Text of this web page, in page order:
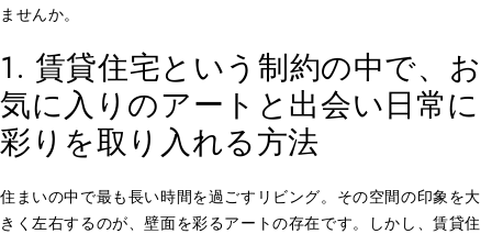
ませんか。
1. 賃貸住宅という制約の中で、お
気に入りのアートと出会い日常に
彩りを取り入れる方法
住まいの中で最も長い時間を過ごすリビング。その空間の印象を大
きく左右するのが、壁面を彩るアートの存在です。しかし、賃貸住